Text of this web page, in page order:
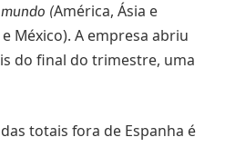
(América, Ásia e
México). A empresa abriu
do final do trimestre, uma
totais fora de Espanha é